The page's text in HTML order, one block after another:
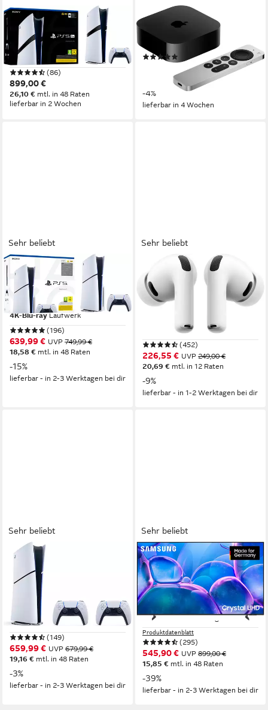
PLAYSTATION 5
PlayStation 5 Pro 2TB
Controller
Full HD, 4K
Videoformat
(86)
899,00 €
26,10 € mtl. in 48 Raten
lieferbar in 2 Wochen
APPLE
Streaming-Box TV 4K Wi‑Fi
64GB (3rd Gen)
(125)
UVP229,00 €
mtl. in 12 Raten
-4%
lieferbar in 4 Wochen
Sehr beliebt
PLAYSTATION 5
PS5 Disk Edition (Slim)
Controller
Full HD, 4K UHD Videoformat
4K-Blu-ray Laufwerk
(196)
639,99 € UVP 749,99 €
18,58 € mtl. in 48 Raten
-15%
lieferbar - in 2-3 Werktagen bei dir
Sehr beliebt
AirPods Pro 3 wireless In-
Ear-Kopfhörer
Bluetooth
(452)
226,55 € UVP 249,00 €
20,69 € mtl. in 12 Raten
-9%
lieferbar - in 1-2 Werktagen bei dir
Sehr beliebt
PLAYSTATION 5
Digital Edition (Slim) inkl.
zweitem DualSense Wireless-
Controller
Controller
Full HD, 4K
Videoformat
(149)
659,99 € UVP 679,99 €
19,16 € mtl. in 48 Raten
-3%
lieferbar - in 2-3 Werktagen bei dir
Sehr beliebt
SAMSUNG
GU65U7099FU LED-
Fernseher
163 cm/65 Zoll
Diagonale
Bildschirmtechnologie
4K Ultra HD Auflösung
Produktdatenblatt
(295)
545,90 € UVP 899,00 €
15,85 € mtl. in 48 Raten
-39%
lieferbar - in 2-3 Werktagen bei dir